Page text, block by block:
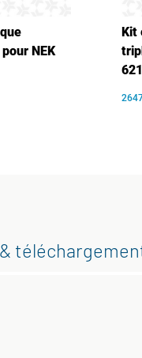
NEK
Kit